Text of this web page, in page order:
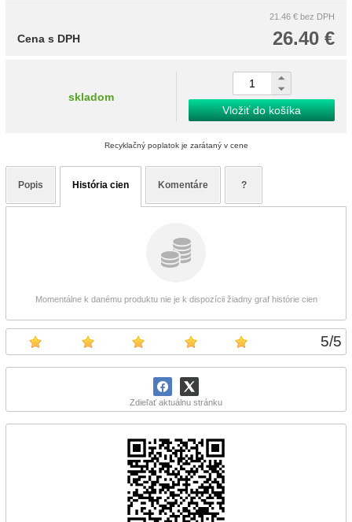
5/5
Zdieľať aktuálnu stránku
21.46 € bez DPH
26.40 €
Cena s DPH
skladom
Vložiť do košíka
Recyklačný poplatok je zarátaný v cene
Popis História cien Komentáre ?
Momentálne k danému produktu nie je k dispozícii žiadny graf histórie cien